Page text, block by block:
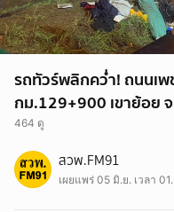
รถทัวร์พลิกคว่ำ! ถนนเพ
กม.129+900 เขาย้อย
464 ดู
รถทัวร์พลิกคว่ำ! ถนนเพชรเกษ
https://www.fm91bkk.com/
สวพ.FM91
เผยแพร่ 05 มิ.ย. เวลา